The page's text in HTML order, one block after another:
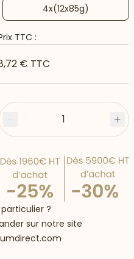
4x(12x85g)
TTC :
€ TTC
Moins 1
?
sur notre site